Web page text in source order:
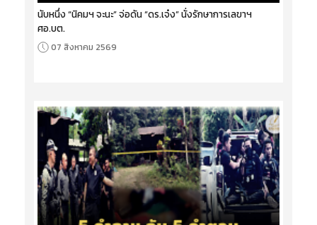
นับหนึ่ง “นิคมฯ จะนะ” จ่อดัน “ดร.เจ๋ง” นั่งรักษาการเลขาฯ
ศอ.บต.
07 สิงหาคม 2569